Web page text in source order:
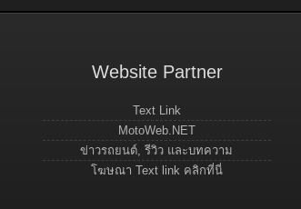
Website Partner
Text Link
MotoWeb.NET
ข่าวรถยนต์, รีวิว และบทความ
โฆษณา Text link คลิกที่นี่